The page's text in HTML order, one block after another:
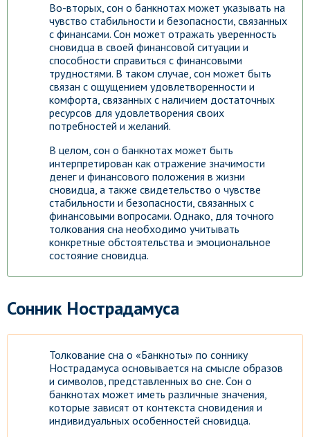
Во-вторых, сон о банкнотах может указывать на
чувство стабильности и безопасности, связанных
с финансами. Сон может отражать уверенность
сновидца в своей финансовой ситуации и
способности справиться с финансовыми
трудностями. В таком случае, сон может быть
связан с ощущением удовлетворенности и
комфорта, связанных с наличием достаточных
ресурсов для удовлетворения своих
потребностей и желаний.
В целом, сон о банкнотах может быть
интерпретирован как отражение значимости
денег и финансового положения в жизни
сновидца, а также свидетельство о чувстве
стабильности и безопасности, связанных с
финансовыми вопросами. Однако, для точного
толкования сна необходимо учитывать
конкретные обстоятельства и эмоциональное
состояние сновидца.
Сонник Нострадамуса
Толкование сна о «Банкноты» по соннику
Нострадамуса основывается на смысле образов
и символов, представленных во сне. Сон о
банкнотах может иметь различные значения,
которые зависят от контекста сновидения и
индивидуальных особенностей сновидца.